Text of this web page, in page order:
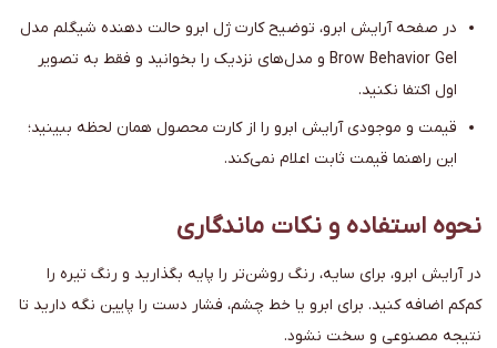
در صفحه آرایش ابرو، توضیح کارت ژل ابرو حالت دهنده شیگلم مدل
Brow Behavior Gel و مدل‌های نزدیک را بخوانید و فقط به تصویر
اول اکتفا نکنید.
قیمت و موجودی آرایش ابرو را از کارت محصول همان لحظه ببینید؛
این راهنما قیمت ثابت اعلام نمی‌کند.
نحوه استفاده و نکات ماندگاری
در آرایش ابرو، برای سایه، رنگ روشن‌تر را پایه بگذارید و رنگ تیره را
کم‌کم اضافه کنید. برای ابرو یا خط چشم، فشار دست را پایین نگه دارید تا
نتیجه مصنوعی و سخت نشود.